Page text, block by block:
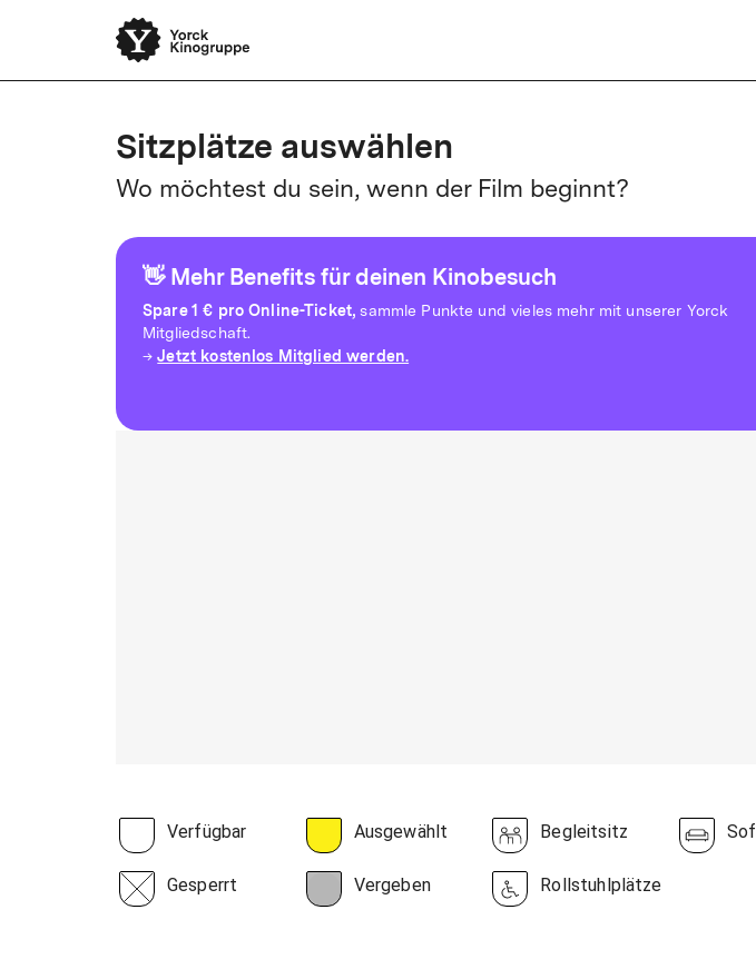
Sitzplätze auswählen
Wo möchtest du sein, wenn der Film beginnt?
👋 Mehr Benefits für deinen Kinobesuch
Spare1 € pro Online-Ticket, sammle Punkte und vieles mehr mit unserer Yorck
Mitgliedschaft.
→Jetzt kostenlos Mitglied werden.
Verfügbar Ausgewählt Begleitsitz
Gesperrt Vergeben Rollstuhlplätze